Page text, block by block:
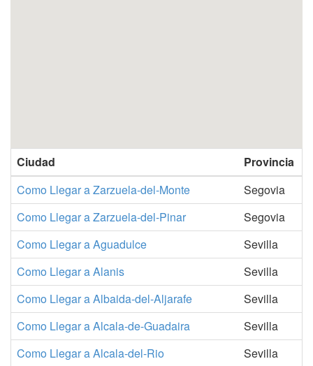
Ciudad
Provincia
Como Llegar a Zarzuela-del-Monte
Segovia
Como Llegar a Zarzuela-del-Pinar
Segovia
Como Llegar a Aguadulce
Sevilla
Como Llegar a Alanis
Sevilla
Como Llegar a Albaida-del-Aljarafe
Sevilla
Como Llegar a Alcala-de-Guadaira
Sevilla
Como Llegar a Alcala-del-Rio
Sevilla